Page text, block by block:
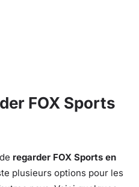
FOX Sports
regarder FOX Sports en
plusieurs options pour les